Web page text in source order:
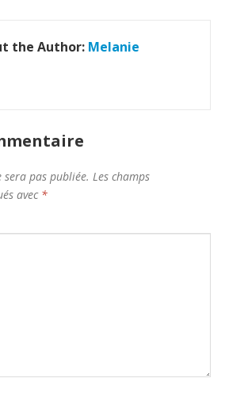
the Author: Melanie
sera pas publiée. Les champs
avec *